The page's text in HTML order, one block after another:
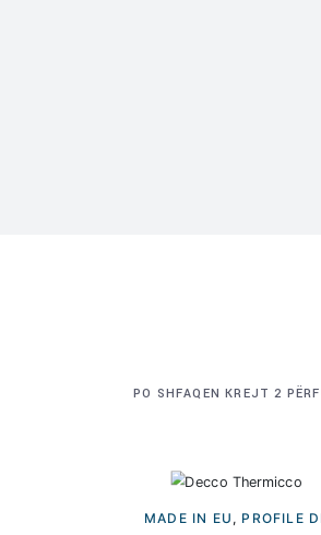
PO SHFAQEN KREJT 2
MADE IN EU , PROFILE